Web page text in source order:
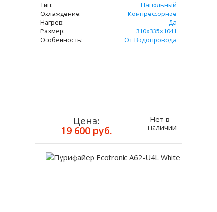
Тип:
Напольный
Охлаждение:
Компрессорное
Нагрев:
Да
Размер:
310х335х1041
Особенность:
От Водопровода
Цена:
19 600 руб.
Нет в
наличии